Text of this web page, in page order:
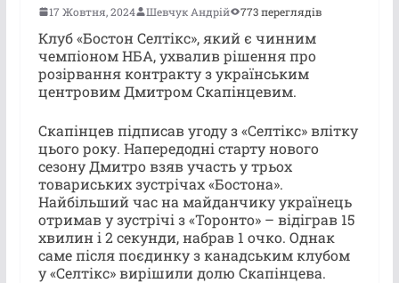
17 Жовтня, 2024 Шевчук Андрій 773 переглядів
Клуб «Бостон Селтікс», який є чинним
чемпіоном НБА, ухвалив рішення про
розірвання контракту з українським
центровим Дмитром Скапінцевим.
Скапінцев підписав угоду з «Селтікс» влітку
цього року. Напередодні старту нового
сезону Дмитро взяв участь у трьох
товариських зустрічах «Бостона».
Найбільший час на майданчику українець
отримав у зустрічі з «Торонто» – відіграв 15
хвилин і 2 секунди, набрав 1 очко. Однак
саме після поєдинку з канадським клубом
у «Селтікс» вирішили долю Скапінцева.